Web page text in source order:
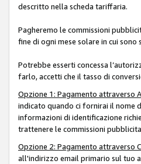
descritto nella scheda tariffaria.
Pagheremo le commissioni
fine di ogni mese solare in cui
Potrebbe esserti concessa
farlo, accetti che il tasso di
Opzione 1: Pagamento attraverso
indicato quando ci fornirai il nome
informazioni di identificazione
trattenere le commissioni
Opzione 2: Pagamento attraverso
all'indirizzo email primario sul tuo